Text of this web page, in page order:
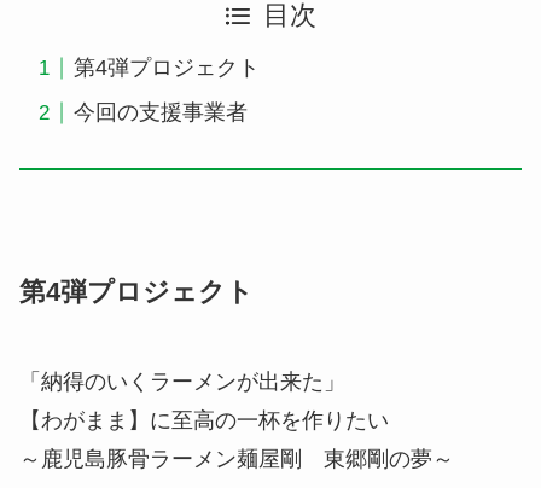
目次
第4弾プロジェクト
今回の支援事業者
第4弾プロジェクト
「納得のいくラーメンが出来た」
【わがまま】に至高の一杯を作りたい
～鹿児島豚骨ラーメン麺屋剛 東郷剛の夢～